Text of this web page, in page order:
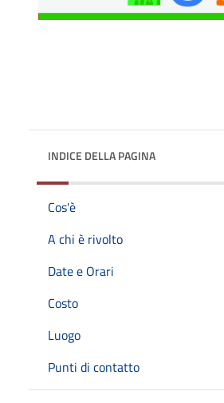
INDICE DELLA PAGINA
Cos'è
A chi è rivolto
Date e Orari
Costo
Luogo
Punti di contatto